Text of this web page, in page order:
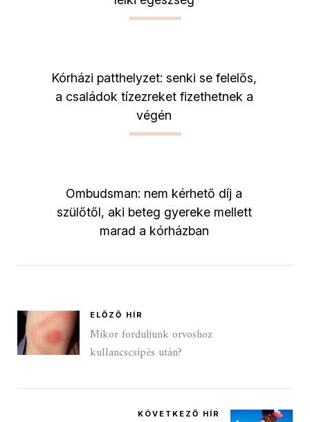
Kórházi patthelyzet: senki se felelős,
a családok tízezreket fizethetnek a
végén
Ombudsman: nem kérhető díj a
szülőtől, aki beteg gyereke mellett
marad a kórházban
ELŐZŐ HÍR
Mikor forduljunk orvoshoz
kullancscsípés után?
KÖVETKEZŐ HÍR